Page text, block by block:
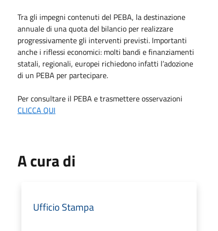
Tra gli impegni contenuti del PEBA, la destinazione
annuale di una quota del bilancio per realizzare
progressivamente gli interventi previsti. Importanti
anche i riflessi economici: molti bandi e finanziamenti
statali, regionali, europei richiedono infatti l’adozione
di un PEBA per partecipare.
Per consultare il PEBA e trasmettere osservazioni
CLICCA QUI
A cura di
Ufficio Stampa